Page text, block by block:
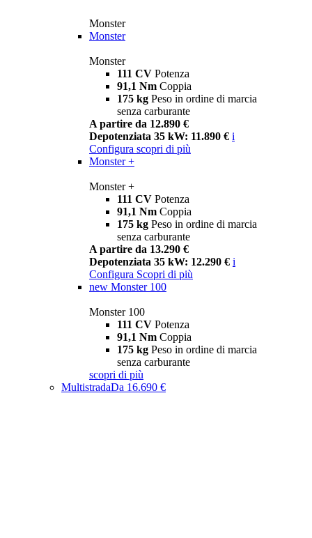
Monster
Monster
Monster
111 CV Potenza
91,1 Nm Coppia
175 kg Peso in ordine di marcia
senza carburante
A partire da 12.890 €
Depotenziata 35 kW: 11.890 € i
Configura scopri di più
Monster +
Monster +
111 CV Potenza
91,1 Nm Coppia
175 kg Peso in ordine di marcia
senza carburante
A partire da 13.290 €
Depotenziata 35 kW: 12.290 € i
Configura Scopri di più
new Monster 100
Monster 100
111 CV Potenza
91,1 Nm Coppia
175 kg Peso in ordine di marcia
senza carburante
scopri di più
MultistradaDa 16.690 €